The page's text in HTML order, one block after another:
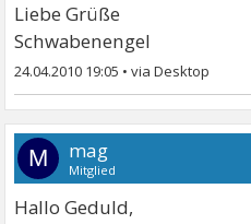
Liebe Grüße
Schwabenengel
24.04.2010 19:05 •
M mag
Mitglied
Hallo Geduld,